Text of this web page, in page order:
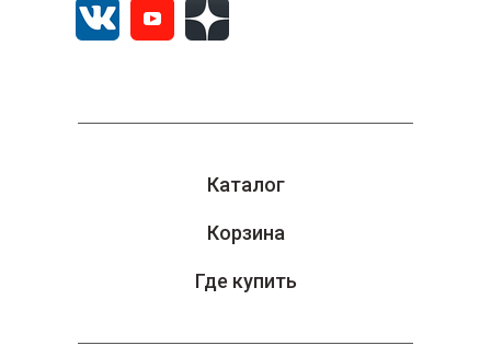
Каталог
Корзина
Где купить